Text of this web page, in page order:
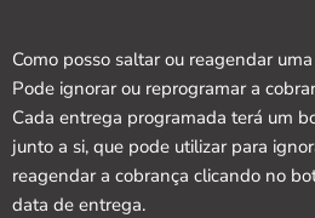
Como posso saltar ou reagendar
Pode ignorar ou reprogramar a
Cada entrega programada terá um
junto a si, que pode utilizar para
reagendar a cobrança clicando no
data de entrega.